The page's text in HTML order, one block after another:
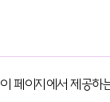
이 페이지에서 제공하